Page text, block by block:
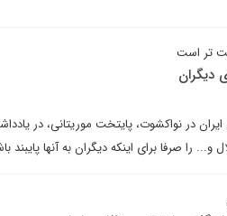
تر است
دیگران
در نواکشوت، پایتخت موریتانی، در
را صرفا برای اینکه دیگران به آنها پایبند